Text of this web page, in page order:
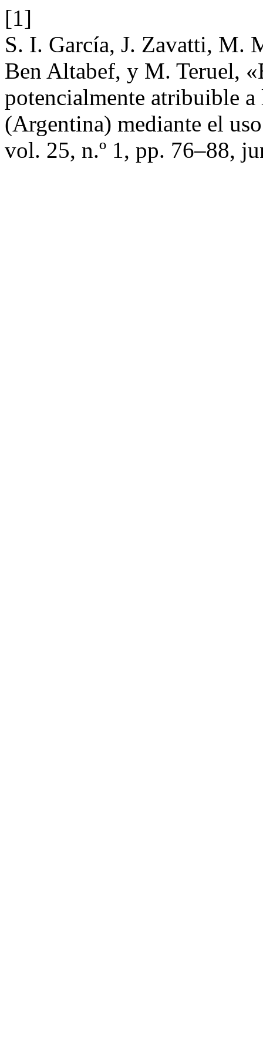
[1]
S. I. García, J. Zavatti, M.
Ben Altabef, y M. Teruel,
potencialmente atribuible a
(Argentina) mediante el
vol. 25, n.º 1, pp. 76–88,